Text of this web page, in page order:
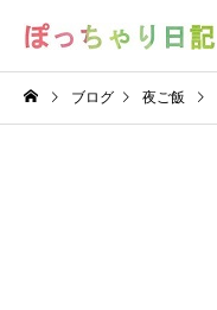
ブログ 夜ご飯